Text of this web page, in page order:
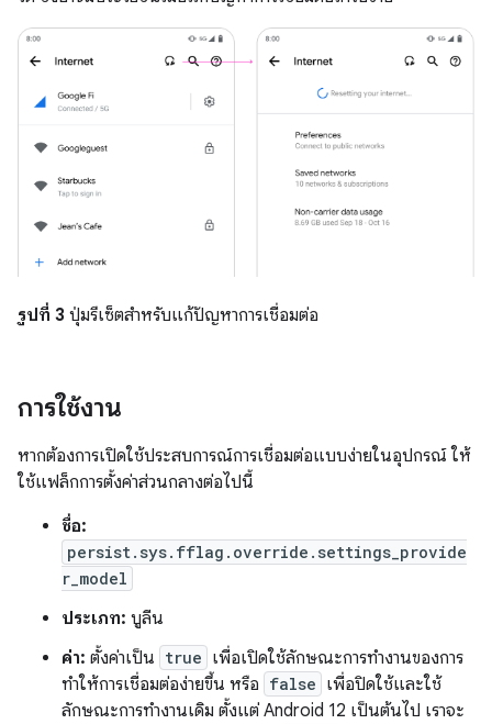
รูปที่ 3 ปุ่มรีเซ็ตสำหรับแก้ปัญหาการเชื่อมต่อ
การใช้งาน
หากต้องการเปิดใช้ประสบการณ์การเชื่อมต่อแบบง่ายในอุปกรณ์ ให้
ใช้แฟล็กการตั้งค่าส่วนกลางต่อไปนี้
ชื่อ:
persist.sys.fflag.override.settings_provide
r_model
ประเภท: บูลีน
ค่า: ตั้งค่าเป็น true เพื่อเปิดใช้ลักษณะการทำงานของการ
ทำให้การเชื่อมต่อง่ายขึ้น หรือ false เพื่อปิดใช้และใช้
ลักษณะการทำงานเดิม ตั้งแต่ Android 12 เป็นต้นไป เราจะ